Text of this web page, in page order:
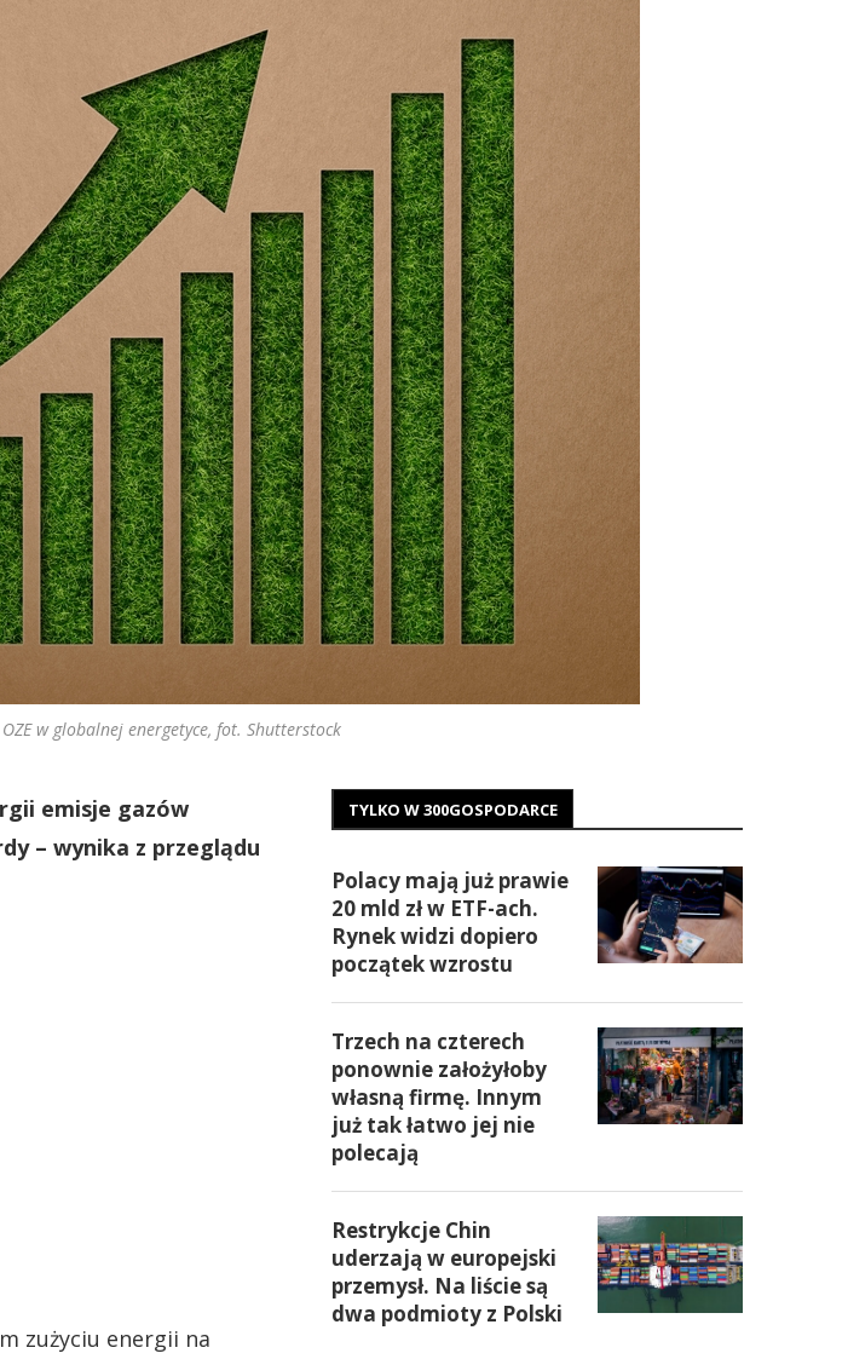
w globalnej energetyce, fot. Shutterstock
emisje gazów
– wynika z przeglądu
zużyciu energii na
TYLKO W 300GOSPODARCE
Polacy mają już prawie
20 mld zł w ETF-ach.
Rynek widzi dopiero
początek wzrostu
Trzech na czterech
ponownie założyłoby
własną firmę. Innym
już tak łatwo jej nie
polecają
Restrykcje Chin
uderzają w europejski
przemysł. Na liście są
dwa podmioty z Polski